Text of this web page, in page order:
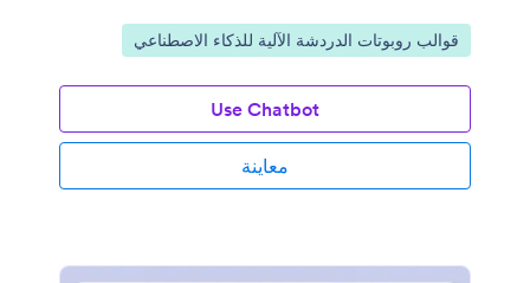
انتقل إلى الفئة:
قوالب روبوتات الدردشة الآلية للذكاء الاصطناعي
Use Chatbot
معاينة